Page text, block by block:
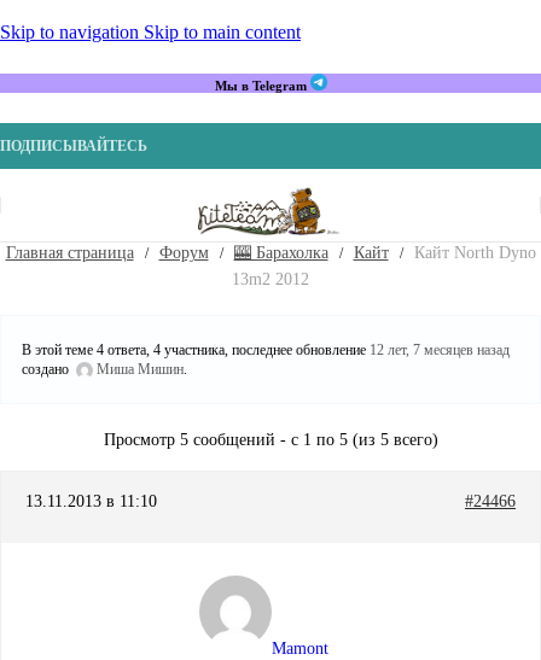
Skip to navigation Skip to main content
Мы в Telegram
ПОДПИСЫВАЙТЕСЬ
Главная страница Форум 🎰 Барахолка Кайт
Кайт North Dyno
13m2 2012
В этой теме 4 ответа, 4 участника, последнее обновление 12 лет, 7 месяцев назад
создано
Миша Мишин.
Просмотр 5 сообщений - с 1 по 5 (из 5 всего)
13.11.2013 в 11:10 #24466
Mamont